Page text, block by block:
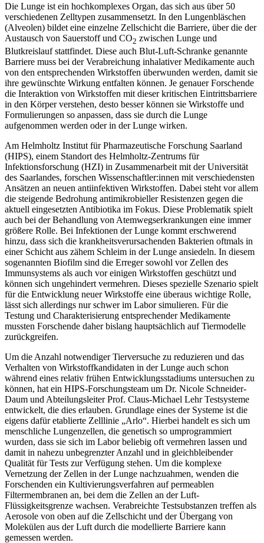
Die Lunge ist ein hochkomplexes Organ, das sich aus über 50
verschiedenen Zelltypen zusammensetzt. In den Lungenbläschen
(Alveolen) bildet eine einzelne Zellschicht die Barriere, über die der
Austausch von Sauerstoff und CO2 zwischen Lunge und
Blutkreislauf stattfindet. Diese auch Blut-Luft-Schranke genannte
Barriere muss bei der Verabreichung inhalativer Medikamente auch
von den entsprechenden Wirkstoffen überwunden werden, damit sie
ihre gewünschte Wirkung entfalten können. Je genauer Forschende
die Interaktion von Wirkstoffen mit dieser kritischen Eintrittsbarriere
in den Körper verstehen, desto besser können sie Wirkstoffe und
Formulierungen so anpassen, dass sie durch die Lunge
aufgenommen werden oder in der Lunge wirken.
Am Helmholtz Institut für Pharmazeutische Forschung Saarland
(HIPS), einem Standort des Helmholtz-Zentrums für
Infektionsforschung (HZI) in Zusammenarbeit mit der Universität
des Saarlandes, forschen Wissenschaftler:innen mit verschiedensten
Ansätzen an neuen antiinfektiven Wirkstoffen. Dabei steht vor allem
die steigende Bedrohung antimikrobieller Resistenzen gegen die
aktuell eingesetzten Antibiotika im Fokus. Diese Problematik spielt
auch bei der Behandlung von Atemwegserkrankungen eine immer
größere Rolle. Bei Infektionen der Lunge kommt erschwerend
hinzu, dass sich die krankheitsverursachenden Bakterien oftmals in
einer Schicht aus zähem Schleim in der Lunge ansiedeln. In diesem
sogenannten Biofilm sind die Erreger sowohl vor Zellen des
Immunsystems als auch vor einigen Wirkstoffen geschützt und
können sich ungehindert vermehren. Dieses spezielle Szenario spielt
für die Entwicklung neuer Wirkstoffe eine überaus wichtige Rolle,
lässt sich allerdings nur schwer im Labor simulieren. Für die
Testung und Charakterisierung entsprechender Medikamente
mussten Forschende daher bislang hauptsächlich auf Tiermodelle
zurückgreifen.
Um die Anzahl notwendiger Tierversuche zu reduzieren und das
Verhalten von Wirkstoffkandidaten in der Lunge auch schon
während eines relativ frühen Entwicklungsstadiums untersuchen zu
können, hat ein HIPS-Forschungsteam um Dr. Nicole Schneider-
Daum und Abteilungsleiter Prof. Claus-Michael Lehr Testsysteme
entwickelt, die dies erlauben. Grundlage eines der Systeme ist die
eigens dafür etablierte Zelllinie „Arlo“. Hierbei handelt es sich um
menschliche Lungenzellen, die genetisch so umprogrammiert
wurden, dass sie sich im Labor beliebig oft vermehren lassen und
damit in nahezu unbegrenzter Anzahl und in gleichbleibender
Qualität für Tests zur Verfügung stehen. Um die komplexe
Vernetzung der Zellen in der Lunge nachzuahmen, wenden die
Forschenden ein Kultivierungsverfahren auf permeablen
Filtermembranen an, bei dem die Zellen an der Luft-
Flüssigkeitsgrenze wachsen. Verabreichte Testsubstanzen treffen als
Aerosole von oben auf die Zellschicht und der Übergang von
Molekülen aus der Luft durch die modellierte Barriere kann
gemessen werden.